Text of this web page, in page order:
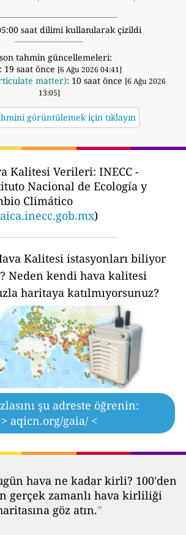
saat dilimi kullanılarak çizildi
tahmin güncellemeleri:
: 19 saat önce [6 Ağu 2026 04:41]
matter): 10 saat önce [6 Ağu 2026
13:05]
görüntülemek için tıklayın
Kalitesi Verileri: INECC -
Nacional de Ecología y
Climático
)
Kalitesi istasyonları biliyor
Neden kendi hava kalitesi
haritaya katılmıyorsunuz?
şu adreste öğrenin:
> aqicn.org/gaia/ <
hava ne kadar kirli? 100'den
gerçek zamanlı hava kirliliği
göz atın.”